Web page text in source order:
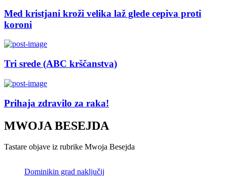
Med kristjani kroži velika laž glede cepiva proti
koroni
Tri srede (ABC krščanstva)
Prihaja zdravilo za raka!
MWOJA BESEJDA
Tastare objave iz rubrike Mwoja Besejda
Dominikin grad naključij